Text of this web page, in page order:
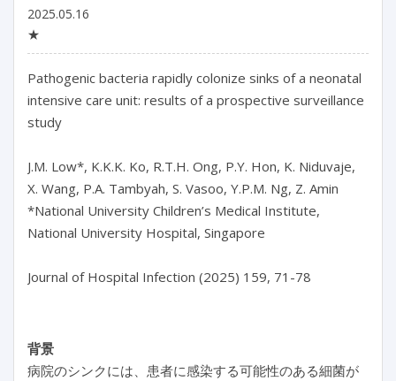
2025.05.16
★
Pathogenic bacteria rapidly colonize sinks of a neonatal
intensive care unit: results of a prospective surveillance
study
J.M. Low*, K.K.K. Ko, R.T.H. Ong, P.Y. Hon, K. Niduvaje,
X. Wang, P.A. Tambyah, S. Vasoo, Y.P.M. Ng, Z. Amin
*National University Children’s Medical Institute,
National University Hospital, Singapore
背景
病院のシンクには、患者に感染する可能性のある細菌が